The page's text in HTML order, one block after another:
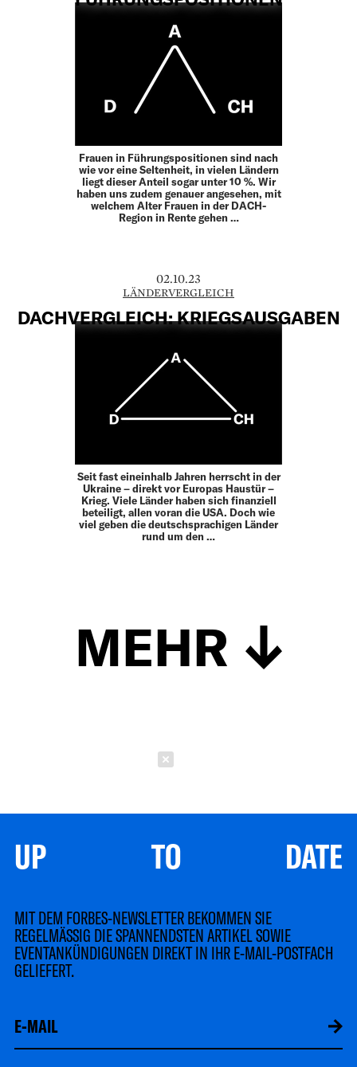
Frauen in Führungspositionen sind nach
wie vor eine Seltenheit, in vielen Ländern
liegt dieser Anteil sogar unter 10 %. Wir
haben uns zudem genauer angesehen, mit
welchem Alter Frauen in der DACH-
Region in Rente gehen …
02.10.23
LÄNDERVERGLEICH
DACHVERGLEICH: KRIEGSAUSGABEN
Seit fast eineinhalb Jahren herrscht in der
Ukraine – direkt vor Europas Haustür –
Krieg. Viele Länder haben sich finanziell
beteiligt, allen voran die USA. Doch wie
viel geben die deutschsprachigen Länder
rund um den …
MEHR
UP TO DATE
MIT DEM FORBES-NEWSLETTER BEKOMMEN SIE
REGELMÄSSIG DIE SPANNENDSTEN ARTIKEL SOWIE
EVENTANKÜNDIGUNGEN DIREKT IN IHR E-MAIL-POSTFACH
GELIEFERT.